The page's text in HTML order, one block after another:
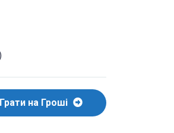
Грати на Гроші